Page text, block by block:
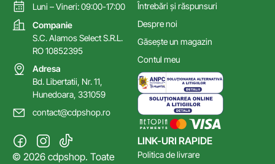
LINK-URI RAPIDE
Politica de livrare
Întrebări și răspunsuri
Despre noi
Găsește un magazin
Contul meu
Luni – Vineri: 09:00-17:00
Companie
S.C. Alamos Select S.R.L.
RO 10852395
Adresa
Bd. Libertatii, Nr. 11,
Hunedoara, 331059
contact@cdpshop.ro
© 2026 cdpshop. Toate